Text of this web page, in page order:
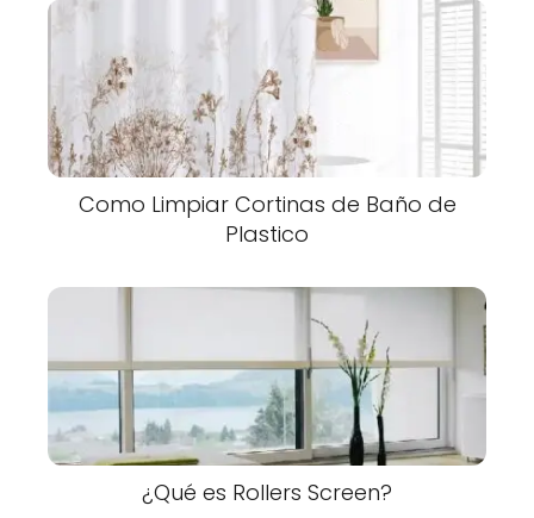
Como Limpiar Cortinas de Baño de
Plastico
¿Qué es Rollers Screen?